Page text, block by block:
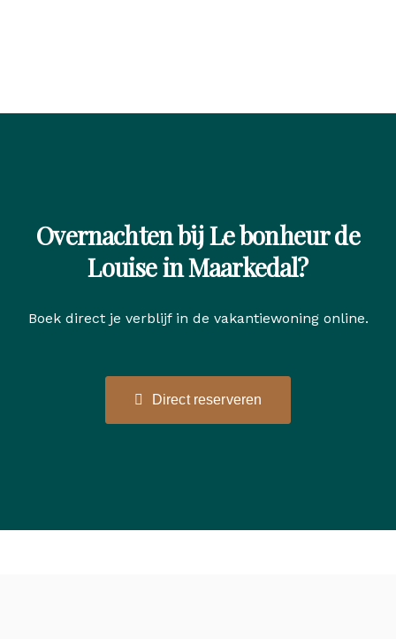
Overnachten bij Le bonheur de
Louise in Maarkedal?
Boek direct je verblijf in de vakantiewoning online.
Direct reserveren